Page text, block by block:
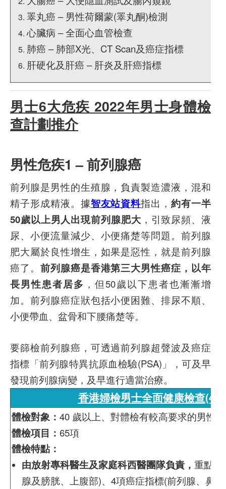
睪丸癌 – 男性荷爾蒙(睪丸酮)檢測
心臟病 – 全面心血管檢查
肺癌 – 肺部X光、CT Scan及癌症指標
肝硬化及肝癌 – 肝炎及肝癌指標
男士6大危疾 2022年男士身體檢
查計劃推介
男性危疾1 – 前列腺癌
前列腺是男性的生殖腺，負責製造濃液，混和
精子形成精液。據智友站資料指出，約有一半
50歲以上男人出現前列腺肥大 ，引致尿頻、液
尿、小便流量減少、小便痛楚等問題。前列腺
肥大屬於良性增生，如果是惡性，就是前列腺
癌了。 前列腺癌是香港第三大男性癌症，以年
長男性患者居多 ，但50歲以下患者也漸漸增
加。前列腺癌症狀包括小便困難、排尿不順、
小便帶血、盆骨和下腰痛楚等。
要篩檢前列腺癌，可透過前列腺超聲波及癌症
指標「前列腺特異抗原血檢驗(PSA)」，可及早
發現前列腺病變，及早進行適當治療。
香港婦檢男士全面健康檢查(40
體檢對象： 40 歲以上、對體檢有較高要求的男性
體檢項目： 65項
體檢特點：
由放射專科醫生及家庭科西醫團隊負責， 重點項
腺及膀胱、上腹部)、4項癌症指標(前列腺、鼻